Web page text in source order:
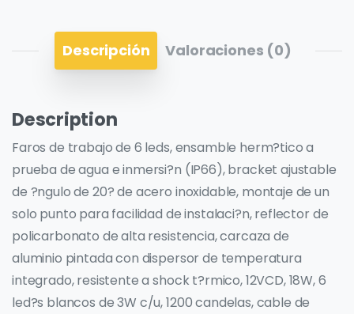
Descripción Valoraciones (0)
Description
Faros de trabajo de 6 leds, ensamble herm?tico a
prueba de agua e inmersi?n (IP66), bracket ajustable
de ?ngulo de 20? de acero inoxidable, montaje de un
solo punto para facilidad de instalaci?n, reflector de
policarbonato de alta resistencia, carcaza de
aluminio pintada con dispersor de temperatura
integrado, resistente a shock t?rmico, 12VCD, 18W, 6
led?s blancos de 3W c/u, 1200 candelas, cable de